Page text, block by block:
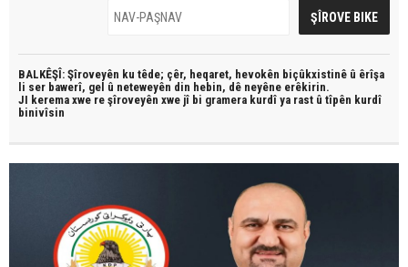
BALKÊŞÎ: Şîroveyên ku têde; çêr, heqaret, hevokên biçûkxistinê û êrîşa
li ser bawerî, gel û neteweyên din hebin, dê neyêne erêkirin.
JI kerema xwe re şîroveyên xwe jî bi gramera kurdî ya rast û tîpên kurdî
binivîsin